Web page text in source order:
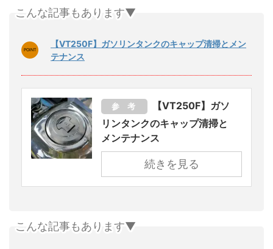
こんな記事もあります▼
【VT250F】ガソリンタンクのキャップ清掃とメン
テナンス
参 考
【VT250F】ガソ
リンタンクのキャップ清掃と
メンテナンス
続きを見る
こんな記事もあります▼